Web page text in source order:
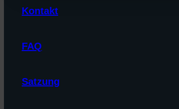
Kontakt
FAQ
Satzung